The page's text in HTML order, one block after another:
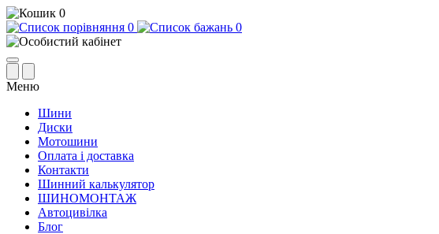
0
0
0
Меню
Шини
Диски
Мотошини
Оплата і доставка
Контакти
Шинний калькулятор
ШИНОМОНТАЖ
Автоцивілка
Блог